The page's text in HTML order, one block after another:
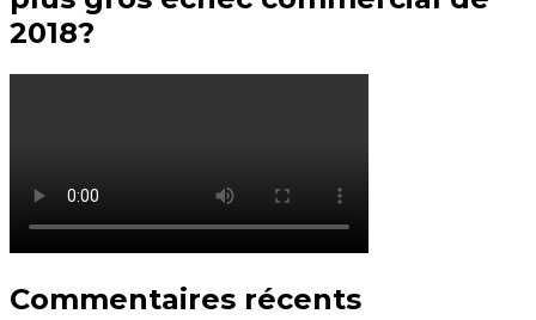
2018?
Commentaires récents